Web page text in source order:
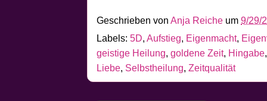
Geschrieben von Anja Reiche um 9/29/
Labels: 5D, Aufstieg, Eigenmacht,
geistige Heilung, goldene Zeit, Hingabe
Liebe, Selbstheilung, Zeitqualität